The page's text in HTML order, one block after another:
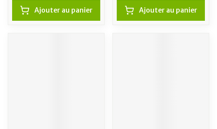
Ajouter au panier Ajouter au panier